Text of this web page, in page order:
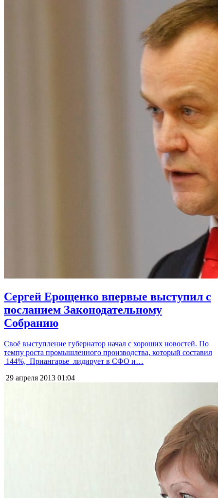
Сергей Ерощенко впервые выступил с
посланием Законодательному
Собранию
Своё выступление губернатор начал с хороших новостей. По
темпу роста промышленного производства, который составил
144%, Приангарье лидирует в СФО и…
29 апреля 2013 01:04